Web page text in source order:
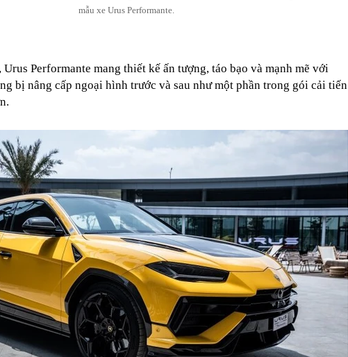
mẫu xe Urus Performante.
Performante mang thiết kế ấn tượng, táo bạo và mạnh mẽ với
bị nâng cấp ngoại hình trước và sau như một phần trong gói cải tiến